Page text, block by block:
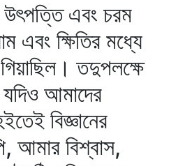
উৎপত্তি এবং চরম
এবং ক্ষিতির মধ্যে
গিয়াছিল। তদুপলক্ষে
আমাদের
বিজ্ঞানের
আমার বিশ্বাস,